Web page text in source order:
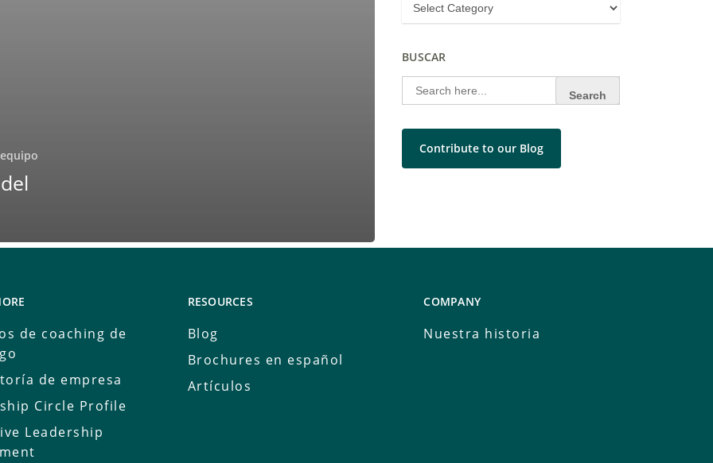
BUSCAR
Search
for:
Contribute to our Blog
de coaching de
de empresa
Circle Profile
Leadership
RESOURCES
Blog
Brochures en español
Artículos
COMPANY
Nuestra historia